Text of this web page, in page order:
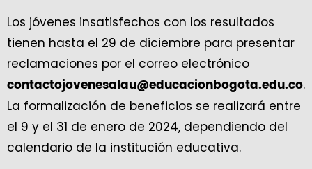
Los jóvenes insatisfechos con los resultados
tienen hasta el 29 de diciembre para presentar
reclamaciones por el correo electrónico
contactojovenesalau@educacionbogota.edu.co.
La formalización de beneficios se realizará entre
el 9 y el 31 de enero de 2024, dependiendo del
calendario de la institución educativa.